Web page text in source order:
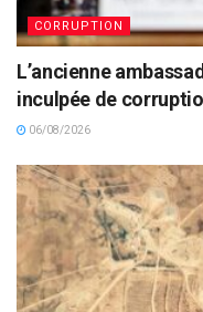
CORRUPTION
L’ancienne
inculpée de
06/08/2026